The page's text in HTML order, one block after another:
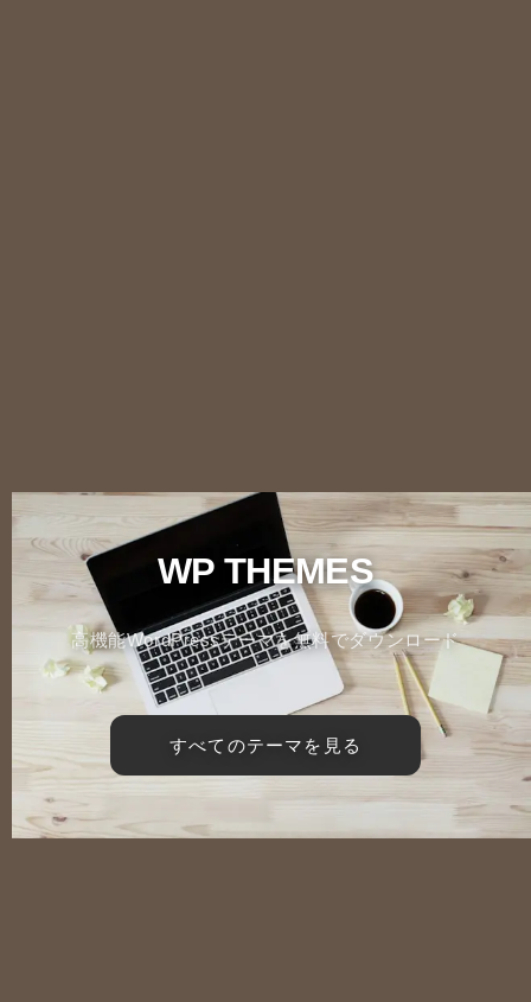
WP THEMES
高機能WordPressテーマを無料でダウンロード
すべてのテーマを見る